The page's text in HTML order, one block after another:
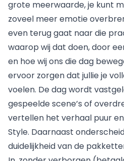
grote meerwaarde, je kunt
zoveel meer emotie
even terug gaat naar die
waarop wij dat doen, door
en hoe wij ons die dag
ervoor zorgen dat jullie je
voelen. De dag wordt
gespeelde scene’s of
vertellen het verhaal puur
Style. Daarnaast
duidelijkheid van de